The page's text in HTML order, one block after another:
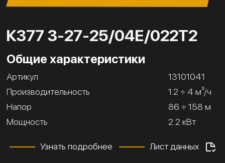
К377 3-27-25/04Е/022Т2
Общие характеристики
Артикул
13101041
Производительность
1.2 ÷ 4 м³/ч
Напор
86 ÷ 158 м
Мощность
2.2 кВт
Узнать подробнее Лист данных